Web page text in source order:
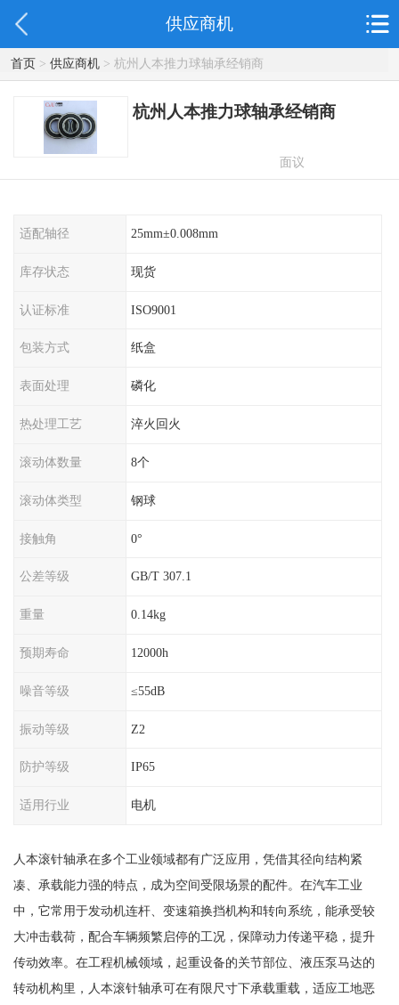
供应商机
首页> 供应商机> 杭州人本推力球轴承经销商
杭州人本推力球轴承经销商
面议
适配轴径 25mm±0.008mm
库存状态 现货
认证标准 ISO9001
包装方式 纸盒
表面处理 磷化
热处理工艺 淬火回火
滚动体数量 8个
滚动体类型 钢球
接触角 0°
公差等级 GB/T 307.1
重量 0.14kg
预期寿命 12000h
噪音等级 ≤55dB
振动等级 Z2
防护等级 IP65
适用行业 电机
人本滚针轴承在多个工业领域都有广泛应用，凭借其径向结构紧
凑、承载能力强的特点，成为空间受限场景的配件。在汽车工业
中，它常用于发动机连杆、变速箱换挡机构和转向系统，能承受较
大冲击载荷，配合车辆频繁启停的工况，保障动力传递平稳，提升
传动效率。在工程机械领域，起重设备的关节部位、液压泵马达的
转动机构里，人本滚针轴承可在有限尺寸下承载重载，适应工地恶